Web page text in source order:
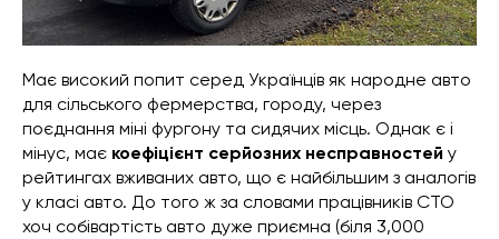
Має високий попит серед Українців як народне авто
для сільського фермерства, городу, через
поєднання міні фургону та сидячих місць. Однак є і
мінус, має коефіцієнт серйозних несправностей у
рейтингах вживаних авто, що є найбільшим з аналогів
у класі авто. До того ж за словами працівників СТО
хоч собівартість авто дуже приємна (біля 3,000